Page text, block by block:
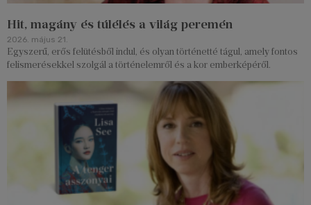
Hit, magány és túlélés a világ peremén
2026. május 21.
Egyszerű, erős felütésből indul, és olyan történetté tágul, amely fontos
felismerésekkel szolgál a történelemről és a kor emberképéről.